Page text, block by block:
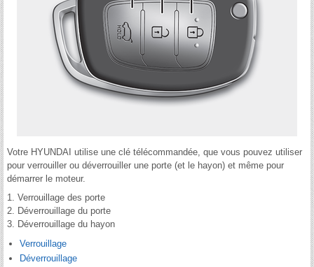
Votre HYUNDAI utilise une clé télécommandée, que vous pouvez utiliser
pour verrouiller ou déverrouiller une porte (et le hayon) et même pour
démarrer le moteur.
1. Verrouillage des porte
2. Déverrouillage du porte
3. Déverrouillage du hayon
Verrouillage
Déverrouillage